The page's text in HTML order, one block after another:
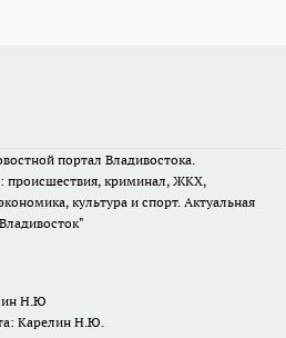
портал Владивостока.
происшествия, криминал, ЖКХ,
культура и спорт. Актуальная
Н.Ю
Карелин Н.Ю.